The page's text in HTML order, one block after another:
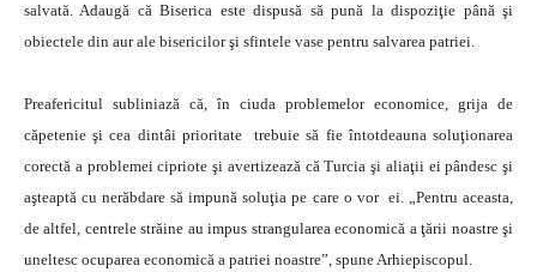
salvată. Adaugă că Biserica este dispusă să pună la dispoziţie până şi
obiectele din aur ale bisericilor şi sfintele vase pentru salvarea patriei.
Preafericitul subliniază că, în ciuda problemelor economice, grija de
căpetenie şi cea dintâi prioritate trebuie să fie întotdeauna soluţionarea
corectă a problemei cipriote şi avertizează că Turcia şi aliaţii ei pândesc şi
aşteaptă cu nerăbdare să impună soluţia pe care o vor ei. „Pentru aceasta,
de altfel, centrele străine au impus strangularea economică a ţării noastre şi
uneltesc ocuparea economică a patriei noastre”, spune Arhiepiscopul.